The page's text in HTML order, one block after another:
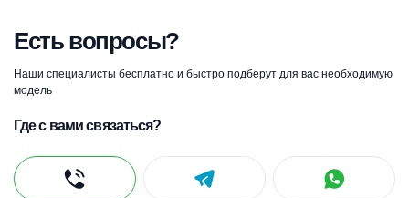
Есть вопросы?
Наши специалисты бесплатно и быстро подберут для вас необходимую
модель
Где с вами связаться?